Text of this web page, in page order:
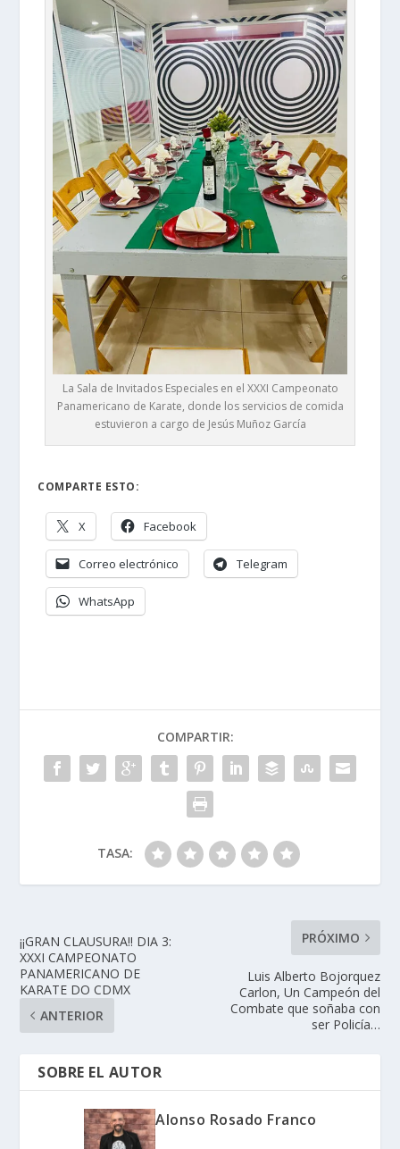
La Sala de Invitados Especiales en el XXXI Campeonato
Panamericano de Karate, donde los servicios de comida
estuvieron a cargo de Jesús Muñoz García
COMPARTE ESTO:
X Facebook
Correo electrónico Telegram
WhatsApp
COMPARTIR:
TASA:
¡¡GRAN CLAUSURA!! DIA 3:
XXXI CAMPEONATO
PANAMERICANO DE
KARATE DO CDMX
ANTERIOR
PRÓXIMO
Luis Alberto Bojorquez
Carlon, Un Campeón del
Combate que soñaba con
ser Policía…
SOBRE EL AUTOR
Alonso Rosado Franco